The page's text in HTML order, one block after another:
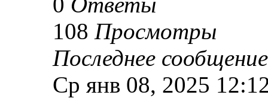
108 Просмотры
Последнее
Ср янв 08, 2025